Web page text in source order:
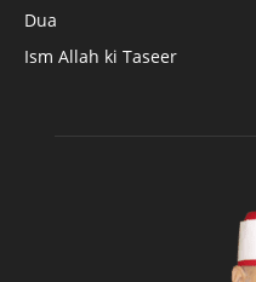
Dua
Ism Allah ki Taseer